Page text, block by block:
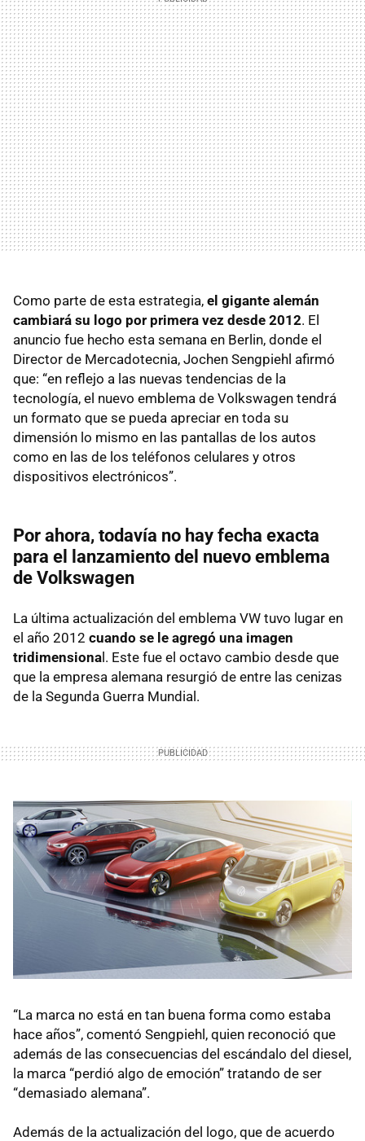
Como parte de esta estrategia, el gigante alemán
cambiará su logo por primera vez desde 2012. El
anuncio fue hecho esta semana en Berlin, donde el
Director de Mercadotecnia, Jochen Sengpiehl afirmó
que: “en reflejo a las nuevas tendencias de la
tecnología, el nuevo emblema de Volkswagen tendrá
un formato que se pueda apreciar en toda su
dimensión lo mismo en las pantallas de los autos
como en las de los teléfonos celulares y otros
dispositivos electrónicos”.
Por ahora, todavía no hay fecha exacta
para el lanzamiento del nuevo emblema
de Volkswagen
La última actualización del emblema VW tuvo lugar en
el año 2012 cuando se le agregó una imagen
tridimensional. Este fue el octavo cambio desde que
que la empresa alemana resurgió de entre las cenizas
de la Segunda Guerra Mundial.
“La marca no está en tan buena forma como estaba
hace años”, comentó Sengpiehl, quien reconoció que
además de las consecuencias del escándalo del diesel,
la marca “perdió algo de emoción” tratando de ser
“demasiado alemana”.
Además de la actualización del logo, que de acuerdo